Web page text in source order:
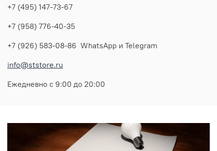
+7 (495) 147-73-67
+7 (958) 776-40-35
+7 (926) 583-08-86 WhatsApp и Telegram
info@ststore.ru
Ежедневно с 9:00 до 20:00